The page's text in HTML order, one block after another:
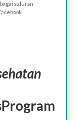
saluran